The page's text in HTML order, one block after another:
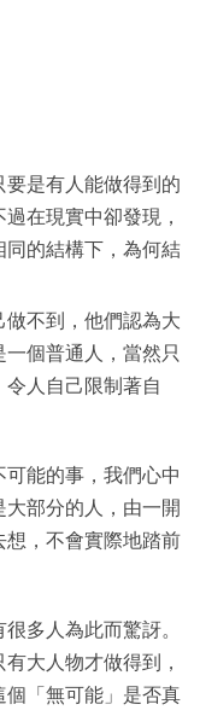
要是有人能做得到的
在現實中卻發現，
同的結構下，為何結
不到，他們認為大
個普通人，當然只
人自己限制著自
能的事，我們心中
部分的人，由一開
想，不會實際地踏前
多人為此而驚訝。
大人物才做得到，
個「無可能」是否真